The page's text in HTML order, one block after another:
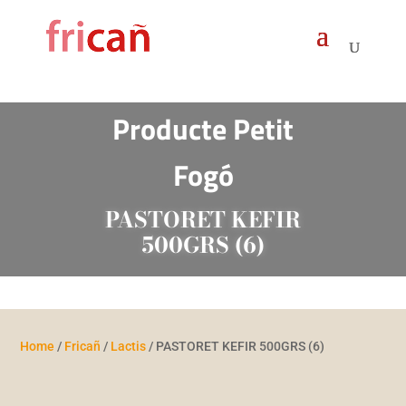
Producte Petit
Fogó
PASTORET KEFIR
500GRS (6)
Home / Fricañ / Lactis/ PASTORET KEFIR 500GRS (6)